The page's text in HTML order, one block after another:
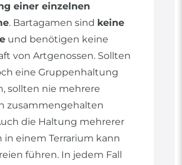
einer einzelnen
. Bartagamen sind keine
und benötigen keine
von Artgenossen. Sollten
eine Gruppenhaltung
sollten nie mehrere
zusammengehalten
die Haltung mehrerer
in einem Terrarium kann
führen. In jedem Fall